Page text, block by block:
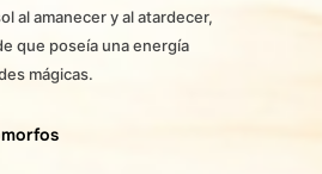
al amanecer y al atardecer,
que poseía una energía
mágicas.